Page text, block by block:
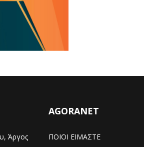
Άργος
AGORANET
ΠΟΙΟΙ ΕΙΜΑΣΤΕ